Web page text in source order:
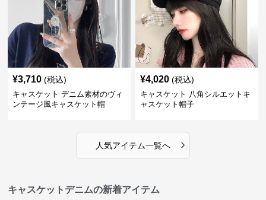
¥3,710 (税込)
キャスケット デニム素材のヴィ
ンテージ風キャスケット帽
¥4,020 (税込)
キャスケット 八角シルエットキ
ャスケット帽子
人気アイテム一覧へ ›
キャスケットデニムの新着アイテム